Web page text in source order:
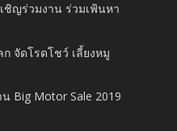
ชิญร่วมงาน ร่วมเฟ้นหา
จัดโรดโชว์ เลี้ยงหมู
Big Motor Sale 2019